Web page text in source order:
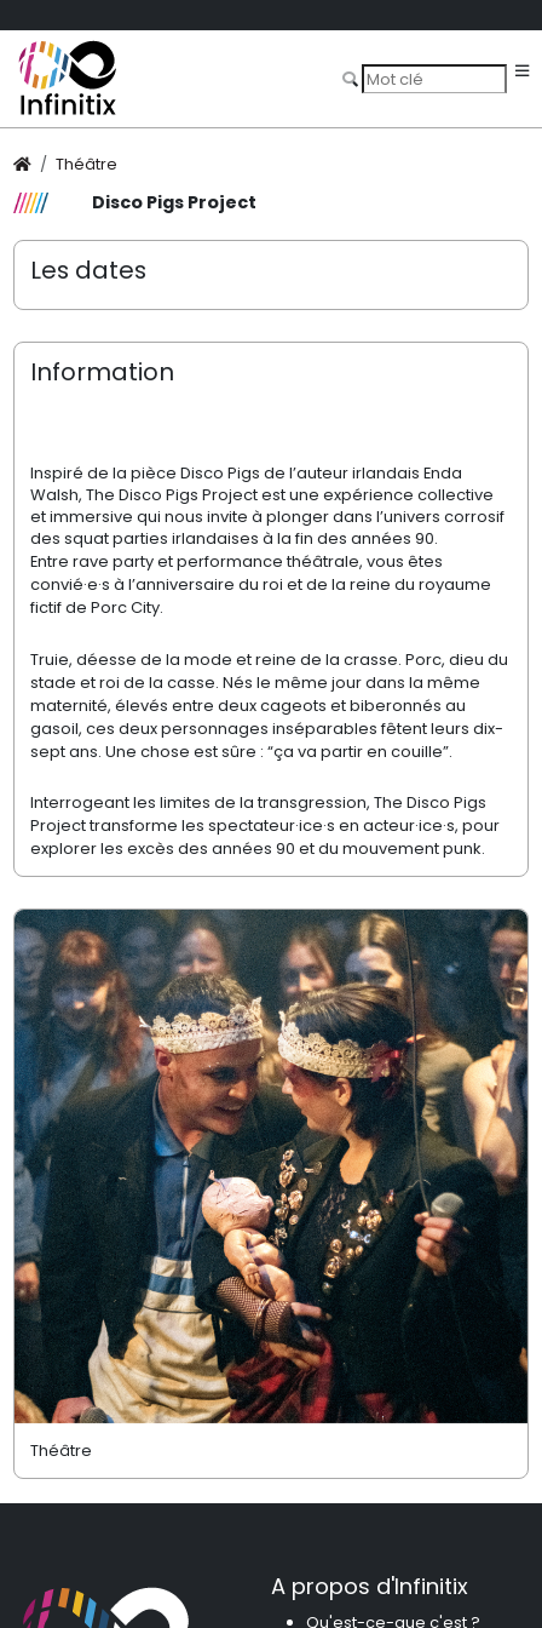
Théâtre
Disco Pigs Project
Les dates
Information
Inspiré de la pièce Disco Pigs de l’auteur irlandais Enda
Walsh, The Disco Pigs Projectest une expérience collective
et immersive qui nous invite à plonger dans l’univers corrosif
des squat parties irlandaises à la fin des années 90.
Entre rave party et performance théâtrale, vous êtes
convié·e·s à l’anniversaire du roi et de la reine du royaume
fictif de Porc City.
Truie, déesse de la mode et reine de la crasse. Porc, dieu du
stade et roi de la casse. Nés le même jour dans la même
maternité, élevés entre deux cageots et biberonnés au
gasoil, ces deux personnages inséparables fêtent leurs dix-
sept ans. Une chose est sûre : “ça va partir en couille”.
Interrogeant les limites de la transgression, The Disco Pigs
Project transforme les spectateur·ice·s en acteur·ice·s, pour
explorer les excès des années 90 et du mouvement punk.
Théâtre
A propos d'Infinitix
Qu'est-ce-que c'est ?